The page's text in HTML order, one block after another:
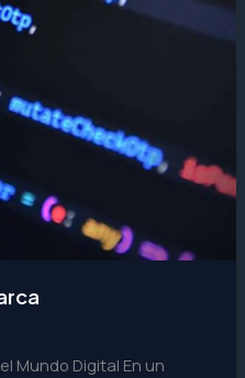
Mundo Digital En un